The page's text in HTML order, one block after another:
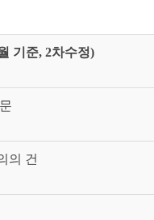
기준, 2차수정)
의 건